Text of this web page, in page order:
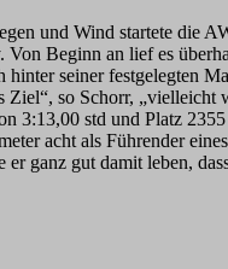
und Wind startete die
Beginn an lief es
seiner festgelegten
so Schorr, „vielleicht
std und Platz 2355
acht als Führender
ganz gut damit leben,